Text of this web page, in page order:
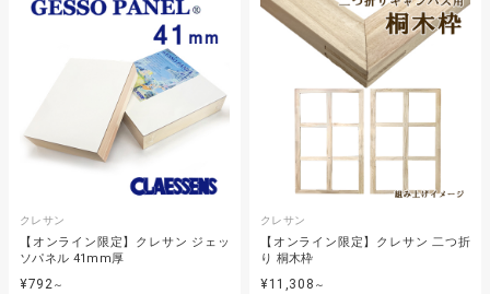
クレサン
【オンライン限定】クレサン ジェッ
ソパネル 41mm厚
¥792～
クレサン
【オンライン限定】クレサン 二つ折
り 桐木枠
¥11,308 ～